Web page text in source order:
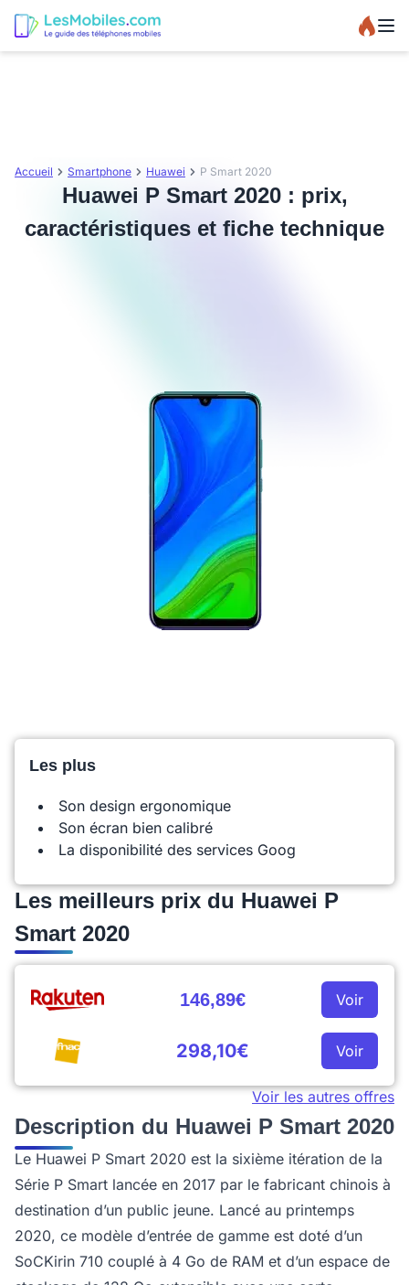
Accueil Smartphone Huawei P Smart 2020
Huawei P Smart 2020 : prix,
caractéristiques et fiche technique
Les plus
Son design ergonomique
Son écran bien calibré
La disponibilité des services Goog
Les meilleurs prix du Huawei P
Smart 2020
146,89€ Voir
298,10€ Voir
Voir les autres offres
Description du Huawei P Smart 2020
Le Huawei P Smart 2020 est la sixième itération de la
Série P Smart lancée en 2017 par le fabricant chinois à
destination d’un public jeune. Lancé au printemps
2020, ce modèle d’entrée de gamme est doté d’un
SoCKirin 710 couplé à 4 Go de RAM et d’un espace de